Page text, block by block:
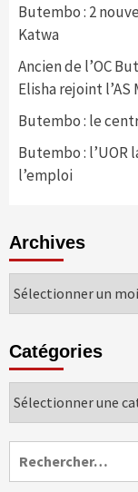
Butembo : 2
Katwa
Ancien de l’OC
Elisha rejoint
Butembo : le
Butembo : l’UOR
l’emploi
Archives
Archives
Catégories
Catégories